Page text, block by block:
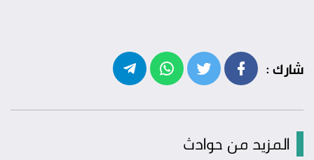
شارك :
المزيد من حوادث